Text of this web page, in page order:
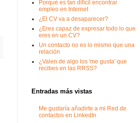
Porqué es tan difícil encontrar
empleo en Internet
¿El CV va a desaparecer?
¿Eres capaz de expresar todo lo que
eres en un CV?
Un contacto no es lo mismo que una
relación
¿Valen de algo los 'me gusta' que
recibes en las RRSS?
Entradas más vistas
Me gustaría añadirte a mi Red de
contactos en LinkedIn